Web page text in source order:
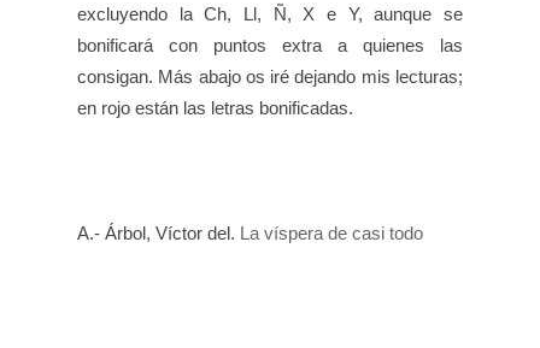
excluyendo la Ch, Ll, Ñ, X e Y, aunque se
bonificará con puntos extra a quienes las
consigan. Más abajo os iré dejando mis lecturas;
en rojo están las letras bonificadas.
A.- Árbol, Víctor del. La víspera de casi todo